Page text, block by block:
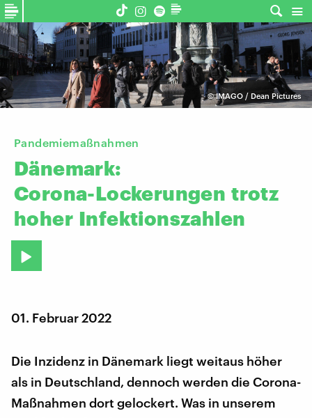
©IMAGO / Dean Pictures
Pandemiemaßnahmen
Dänemark:
Corona-Lockerungen trotz
hoher Infektionszahlen
01. Februar 2022
Die Inzidenz in Dänemark liegt weitaus höher
als in Deutschland, dennoch werden die Corona-
Maßnahmen dort gelockert. Was in unserem